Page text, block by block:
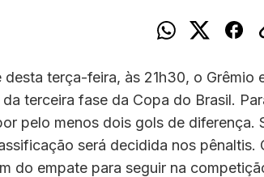
desta terça-feira, às 21h30, o Grêmio
terceira fase da Copa do Brasil.
pelo menos dois gols de diferença.
será decidida nos pênaltis.
do empate para seguir na